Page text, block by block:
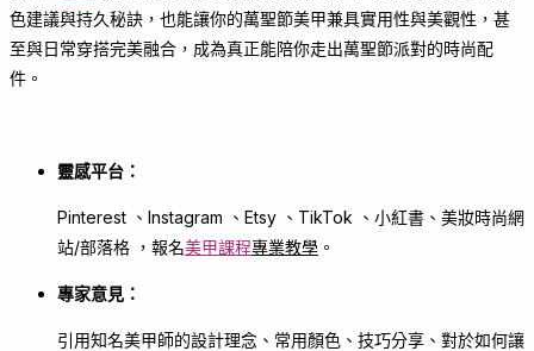
色建議與持久秘訣，也能讓你的萬聖節美甲兼具實用性與美觀性，甚
至與日常穿搭完美融合，成為真正能陪你走出萬聖節派對的時尚配
件。
靈感平台：
Pinterest 、Instagram 、Etsy 、TikTok 、小紅書、美妝時尚網
站/部落格 ，報名美甲課程專業教學 。
專家意見：
引用知名美甲師的設計理念、常用顏色、技巧分享、對於如何讓